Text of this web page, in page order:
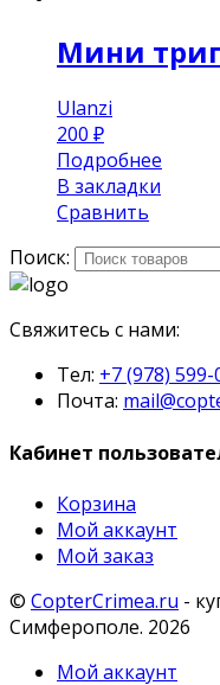
Мини
Ulanzi
200 ₽
Подробнее
В закладки
Сравнить
Поиск:
Свяжитесь с нами:
Тел: +7 (978) 599-
Почта:
Кабинет
Корзина
Мой аккаунт
Мой заказ
© CopterCrimea.ru -
Симферополе. 2026
Мой аккаунт